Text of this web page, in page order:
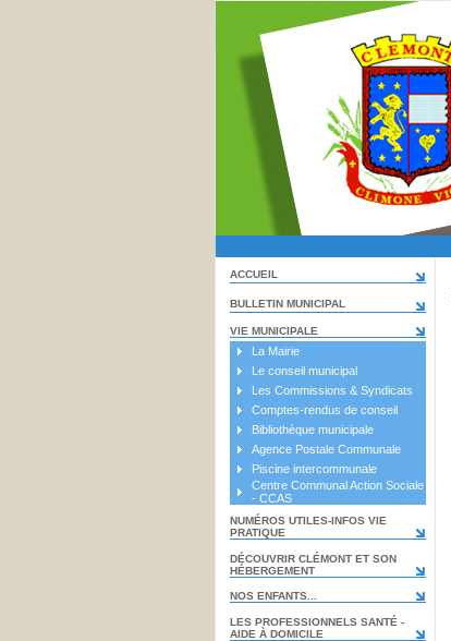
ACCUEIL
BULLETIN MUNICIPAL
VIE MUNICIPALE
La Mairie
Le conseil municipal
Les Commissions & Syndicats
Comptes-rendus de conseil
Bibliothèque municipale
Agence Postale Communale
Piscine intercommunale
Centre Communal Action Sociale
- CCAS
NUMÉROS UTILES-INFOS VIE
PRATIQUE
DÉCOUVRIR CLÉMONT ET SON
HÉBERGEMENT
NOS ENFANTS...
LES PROFESSIONNELS SANTÉ -
AIDE À DOMICILE